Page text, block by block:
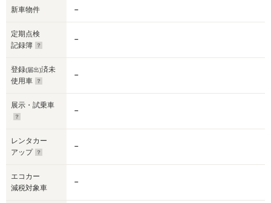
新車物件 －
定期点検
記録簿
－
登録(届出)済未
使用車
－
展示・試乗車
－
レンタカー
アップ
－
エコカー
減税対象車
－